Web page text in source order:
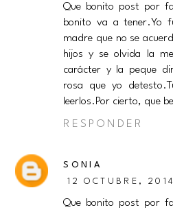
Que bonito post por
bonito va a tener.Yo
madre que no se
hijos y se olvida la
carácter y la peque
rosa que yo
leerlos.Por cierto, que
RESPONDER
SONIA
12 OCTUBRE, 2014
Que bonito post por